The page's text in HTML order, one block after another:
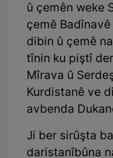
û çemên weke
çemê
dibin û çemê
tînin ku piştî
Mîrava û
Kurdistanê ve
avbenda
Ji ber sirûşta
daristanîbûna